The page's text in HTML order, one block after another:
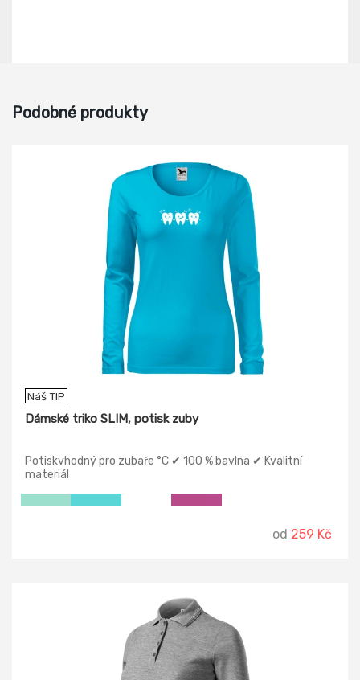
Podobné produkty
Náš TIP
Dámské triko SLIM, potisk zuby
Potiskvhodný pro zubaře °C ✔ 100 % bavlna ✔ Kvalitní
materiál
od 259 Kč